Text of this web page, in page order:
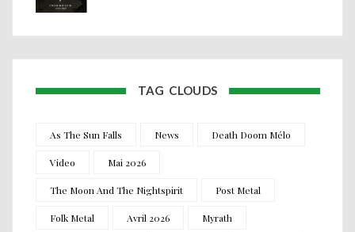
TAG CLOUDS
As The Sun Falls News Death Doom Mélo
Video Mai 2026
The Moon And The Nightspirit Post Metal
Folk Metal Avril 2026 Myrath